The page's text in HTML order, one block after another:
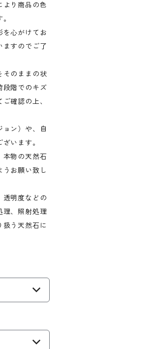
より商品の色
を心がけてお
ますのでご了
そのままの状
段階でのキズ
確認の上、
ョン）や、自
います。
本物の天然石
うお願い致し
透明度などの
理、照射処理
扱う天然石に